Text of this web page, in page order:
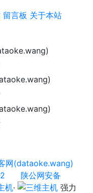
留言板 关于本站
网(dataoke.wang)
陕公网安备
·
强力